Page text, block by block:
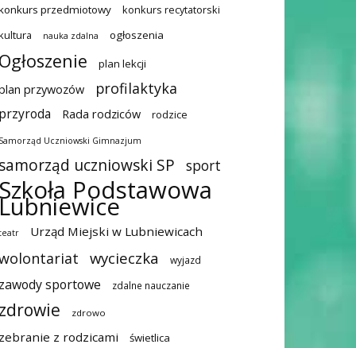
przedmiotowy
konkurs recytatorski
nauka zdalna ogłoszenia
plan lekcji
przywozów profilaktyka
Rada rodziców rodzice
Uczniowski Gimnazjum
uczniowski SP sport
Podstawowa
Urząd Miejski w Lubniewicach
wycieczka wyjazd
sportowe zdalne nauczanie
zdrowo
z rodzicami świetlica